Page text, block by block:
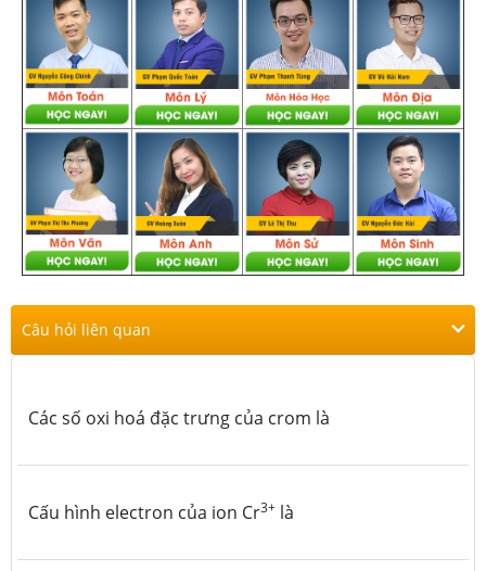
Câu hỏi liên quan
Các số oxi hoá đặc trưng của crom là
Cấu hình electron của ion Cr3+ là